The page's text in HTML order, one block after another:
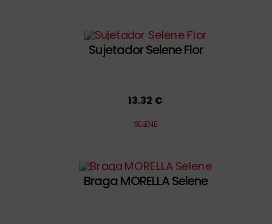
Sujetador Selene Flor
13.32 €
SELENE
Braga MORELLA Selene